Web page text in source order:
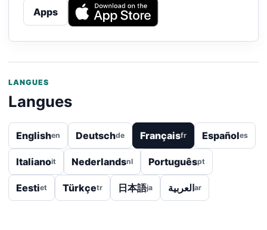
Apps
LANGUES
Langues
Englishen Deutschde Françaisfr Españoles
Italianoit Nederlandsnl Portuguêspt
Eestiet Türkçetr 日本語ja العربيةar